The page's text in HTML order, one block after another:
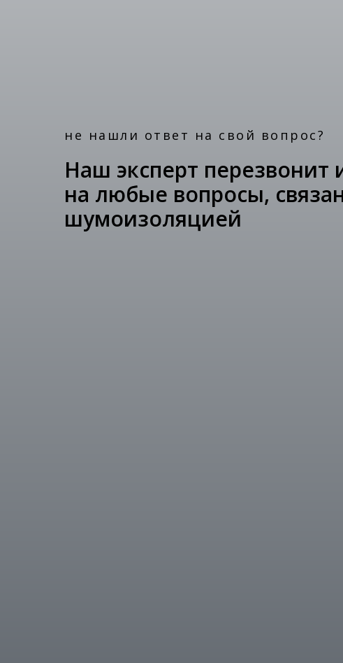
не нашли ответ на свой вопрос?
Наш эксперт перезвонит
на любые вопросы,
шумоизоляцией